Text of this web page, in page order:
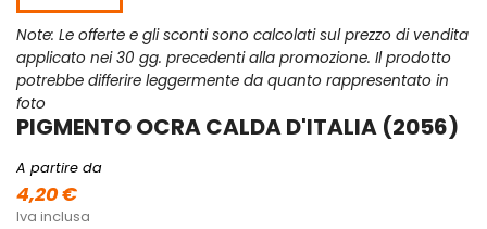
Note: Le offerte e gli sconti sono calcolati sul prezzo di vendita
applicato nei 30 gg. precedenti alla promozione. Il prodotto
potrebbe differire leggermente da quanto rappresentato in
foto
PIGMENTO OCRA CALDA D'ITALIA (2056)
A partire da
4,20 €
Iva inclusa